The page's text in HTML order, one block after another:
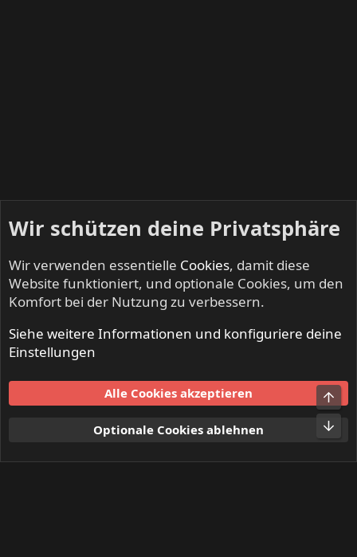
Mitglieder
Nutzungsbedingungen
Datenschutz
S
Wir schützen deine Privatsphäre
Wir verwenden essentielle Cookies, damit diese
Website funktioniert, und optionale Cookies, um den
Komfort bei der Nutzung zu verbessern.
Siehe weitere Informationen und konfiguriere deine
Einstellungen
Alle Cookies akzeptieren
Optionale Cookies ablehnen